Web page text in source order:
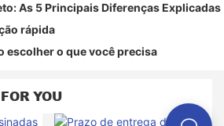
As 5 Principais Diferenças Explicadas
rápida
escolher o que você precisa
YOU